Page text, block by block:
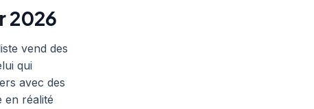
2026
vend des
qui
avec des
en réalité